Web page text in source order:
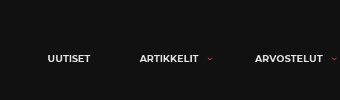
UUTISET ARTIKKELIT ARVOSTELUT